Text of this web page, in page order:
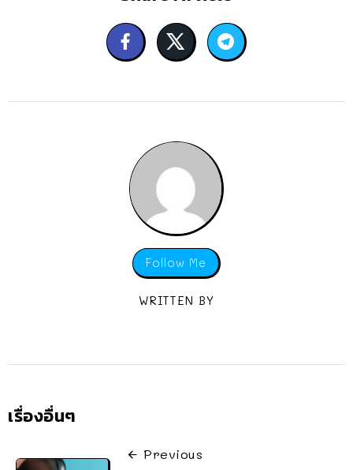
Follow Me
WRITTEN BY
เรื่องอื่นๆ
Previous